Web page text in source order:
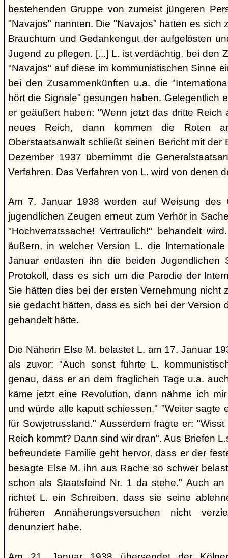
bestehenden Gruppe von zumeist jüngeren
"Navajos" nannten. Die "Navajos" hatten es sich
Brauchtum und Gedankengut der aufgelösten
Jugend zu pflegen. [...] L. ist verdächtig, bei den
"Navajos" auf diese im kommunistischen Sinne
bei den Zusammenkünften u.a. die
hört die Signale" gesungen haben. Gelegentlich
er geäußert haben: "Wenn jetzt das dritte Reich
neues Reich, dann kommen die Roten
Oberstaatsanwalt schließt seinen Bericht mit der
Dezember 1937 übernimmt die
Verfahren. Das Verfahren von L. wird von denen
Am 7. Januar 1938 werden auf Weisung des
jugendlichen Zeugen erneut zum Verhör in
"Hochverratssache! Vertraulich!" behandelt
äußern, in welcher Version L. die
Januar entlasten ihn die beiden
Protokoll, dass es sich um die Parodie der
Sie hätten dies bei der ersten Vernehmung nicht
sie gedacht hätten, dass es sich bei der Version
gehandelt hätte.
Die Näherin Else M. belastet L. am 17. Januar
als zuvor: "Auch sonst führte L.
genau, dass er an dem fraglichen Tage u.a.
käme jetzt eine Revolution, dann nähme ich
und würde alle kaputt schiessen." "Weiter sagte
für Sowjetrussland." Ausserdem fragte er:
Reich kommt? Dann sind wir dran". Aus Briefen
befreundete Familie geht hervor, dass er der
besagte Else M. ihn aus Rache so schwer
schon als Staatsfeind Nr. 1 da stehe." Auch an
richtet L. ein Schreiben, dass sie seine
früheren Annäherungsversuchen nicht
denunziert habe.